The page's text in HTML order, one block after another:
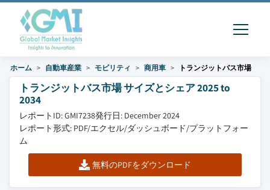
ホーム 自動車産業 モビリティ 商用車 トランジットバス市場
トランジットバス市場 サイズとシェア 2025 to
2034
レポートID: GMI7238発行日: December 2024
レポート形式: PDF/エクセル/ダッシュボード/プラットフォー
ム
無料のPDFをダウンロード